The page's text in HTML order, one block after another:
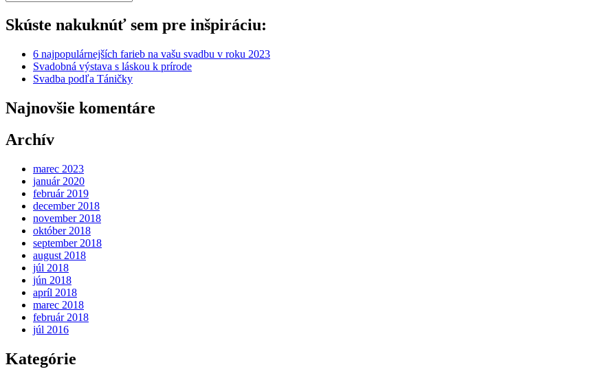
Skúste nakuknúť sem pre inšpiráciu:
6 najpopulárnejších farieb na vašu svadbu v roku 2023
Svadobná výstava s láskou k prírode
Svadba podľa Táničky
Najnovšie komentáre
Archív
marec 2023
január 2020
február 2019
december 2018
november 2018
október 2018
september 2018
august 2018
júl 2018
jún 2018
apríl 2018
marec 2018
február 2018
júl 2016
Kategórie